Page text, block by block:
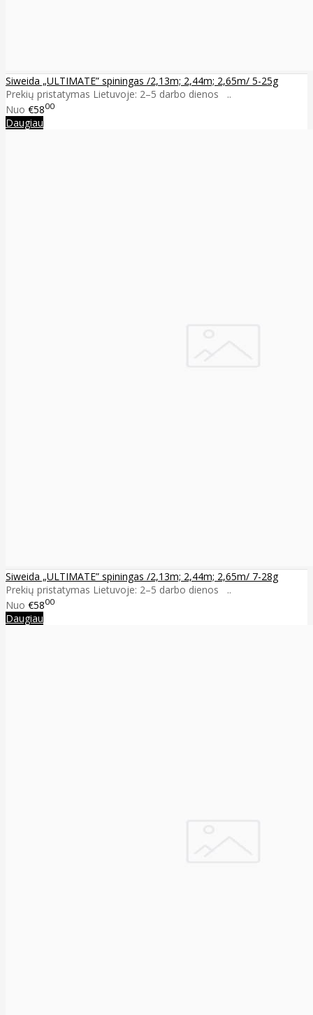
Siweida „ULTIMATE” spiningas /2,13m; 2,44m; 2,65m/ 5-25g
Prekių pristatymas Lietuvoje: 2–5 darbo dienos ..
Nuo €5800
Daugiau
Siweida „ULTIMATE” spiningas /2,13m; 2,44m; 2,65m/ 7-28g
Prekių pristatymas Lietuvoje: 2–5 darbo dienos ..
Nuo €5800
Daugiau